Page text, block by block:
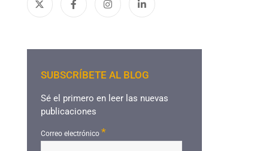
SUBSCRÍBETE AL BLOG
Sé el primero en leer las nuevas
publicaciones
Correo electrónico *